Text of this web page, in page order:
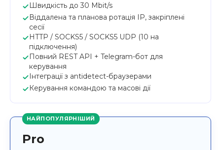
Швидкість до 30 Mbit/s
Віддалена та планова ротація IP, закріплені
сесії
HTTP / SOCKS5 / SOCKS5 UDP (10 на
підключення)
Повний REST API + Telegram-бот для
керування
Інтеграції з antidetect-браузерами
Керування командою та масові дії
НАЙПОПУЛЯРНІШИЙ
Pro